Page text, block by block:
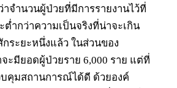
าจำนวนผู้ป่วยที่มีการรายงานไว้ที่
ำกว่าความเป็นจริงที่น่าจะเกิน
ระยะหนึ่งแล้ว ในส่วนของ
จะมียอดผู้ป่วยราย 6,000 ราย แต่ที่
คุมสถานการณ์ได้ดี ด้วยองค์